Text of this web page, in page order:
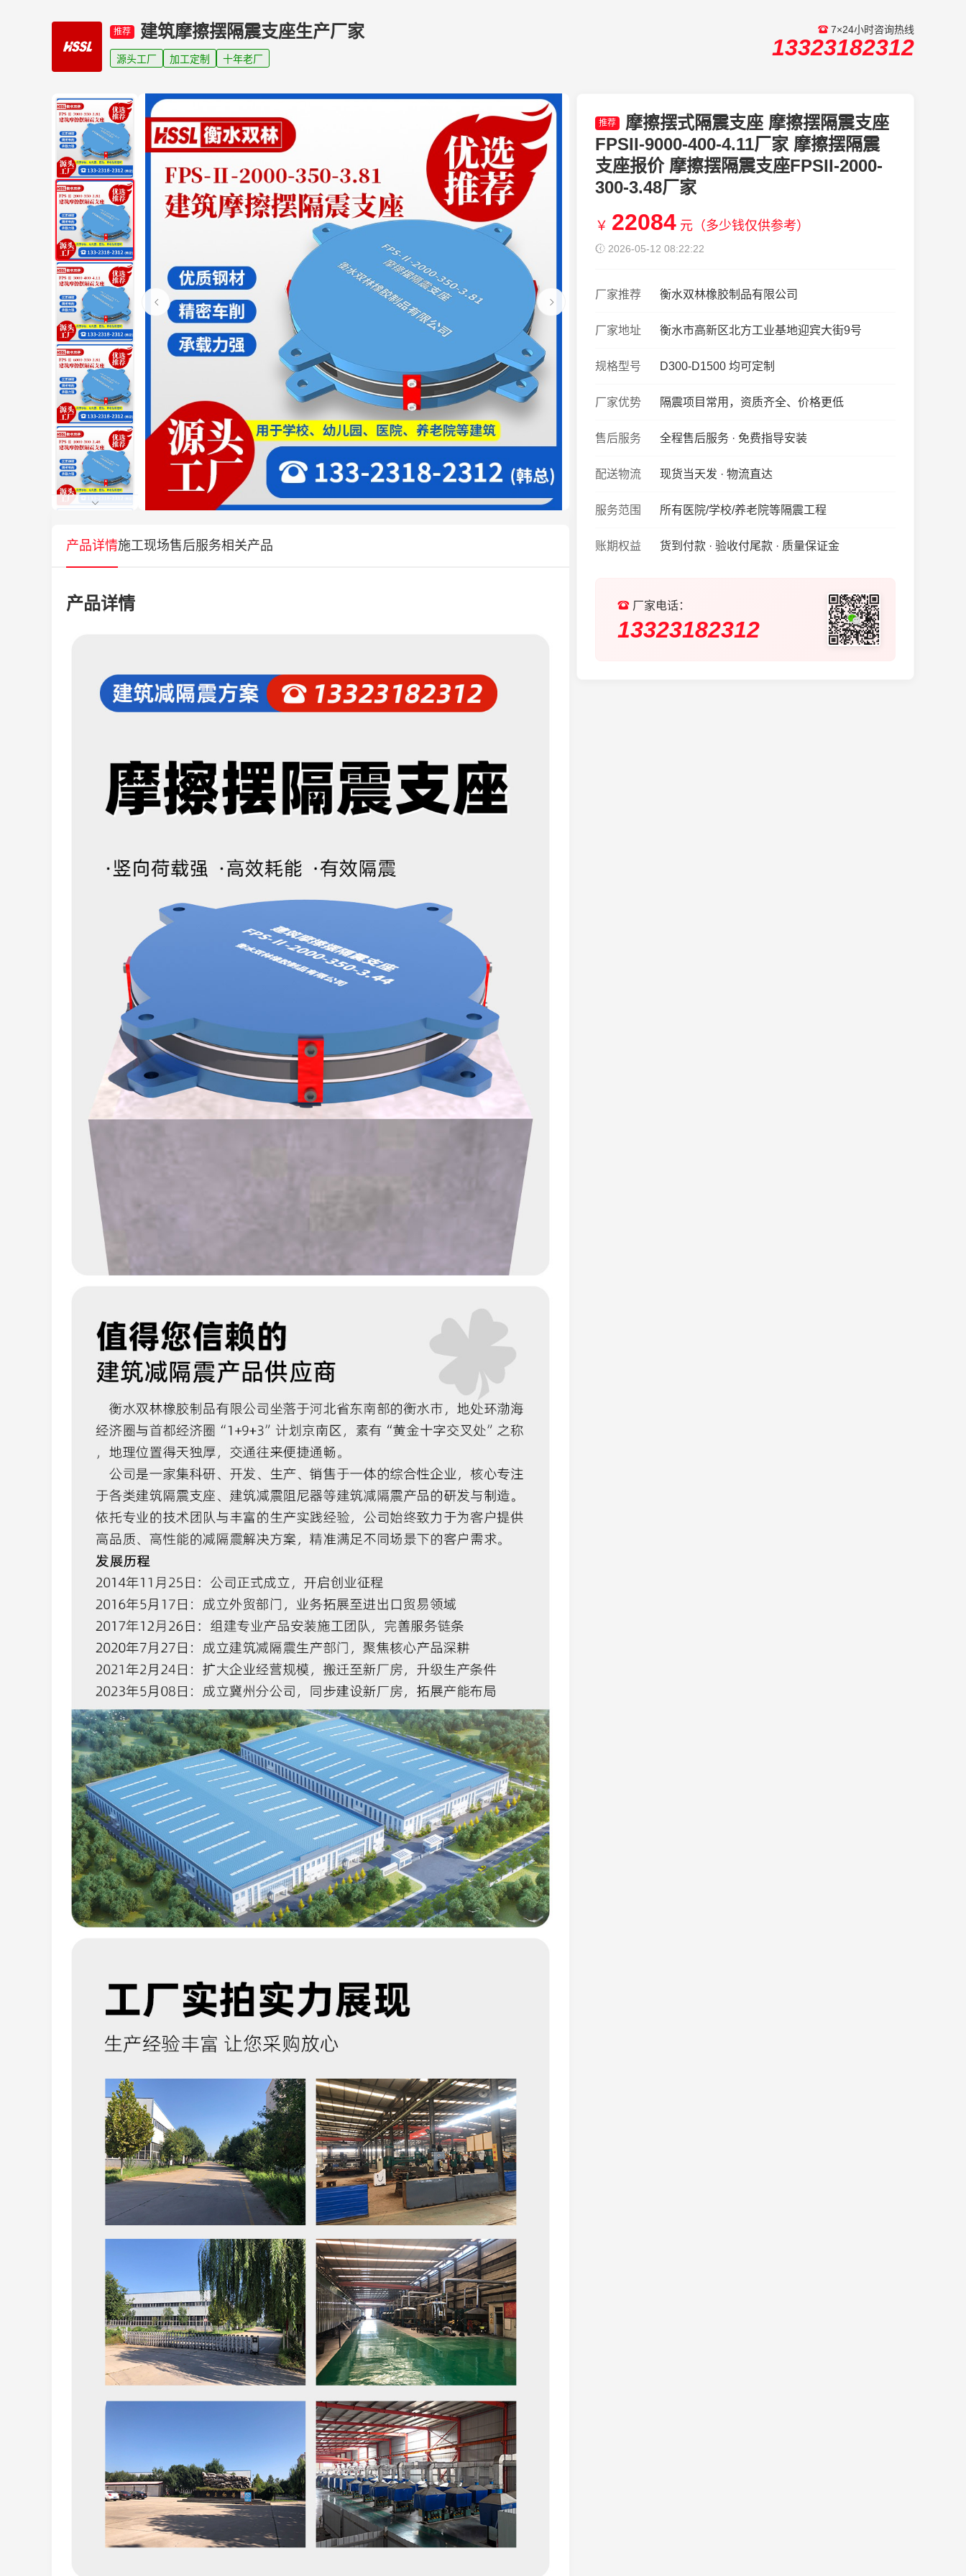
推荐 建筑摩擦摆隔震支座生产厂家
源头工厂 加工定制 十年老厂
7×24小时咨询热线
13323182312
推荐
摩擦摆式隔震支座 摩擦摆隔震支座
FPSII-9000-400-4.11厂家 摩擦摆隔震
支座报价 摩擦摆隔震支座FPSII-2000-
300-3.48厂家
￥ 22084 元（多少钱仅供参考）
2026-05-12 08:22:22
厂家推荐 衡水双林橡胶制品有限公司
厂家地址 衡水市高新区北方工业基地迎宾大街9号
规格型号 D300-D1500 均可定制
厂家优势 隔震项目常用，资质齐全、价格更低
售后服务 全程售后服务 · 免费指导安装
配送物流 现货当天发 · 物流直达
服务范围 所有医院/学校/养老院等隔震工程
账期权益 货到付款 · 验收付尾款 · 质量保证金
厂家电话：
13323182312
产品详情施工现场售后服务相关产品
产品详情